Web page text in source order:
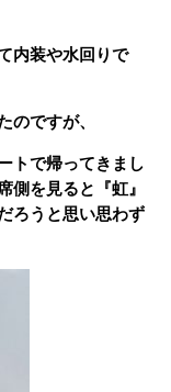
内装や水回りで
ですが、
で帰ってきまし
側を見ると『虹』
ろうと思い思わず